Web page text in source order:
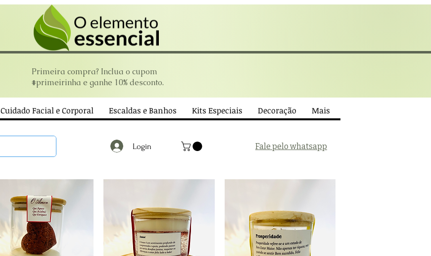
Primeira compra? Inclua o cupom
#primeirinha e ganhe 10% desconto.
Cuidado Facial e Corporal Escaldas e Banhos Kits Especiais Decoração Mais
Login Fale pelo whatsapp